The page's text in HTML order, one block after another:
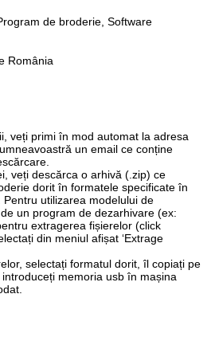
de broderie, Software
România
veți primi în mod automat la adresa
un email ce conține
veți descărca o arhivă (.zip) ce
dorit în formatele specificate în
utilizarea modelului de
un program de dezarhivare (ex:
extragerea fișierelor (click
din meniul afișat ‘Extrage
selectați formatul dorit, îl copiați pe
memoria usb în mașina